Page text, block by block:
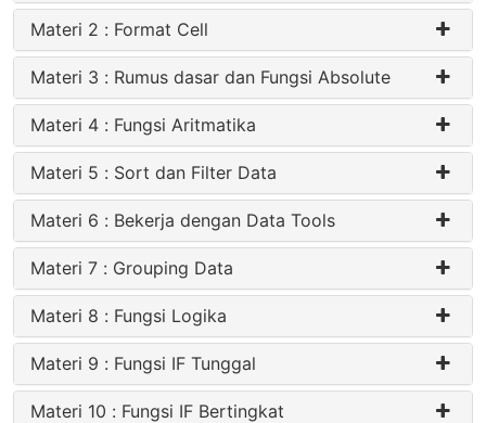
Materi 2 : Format Cell
Materi 3 : Rumus dasar dan Fungsi Absolute
Materi 4 : Fungsi Aritmatika
Materi 5 : Sort dan Filter Data
Materi 6 : Bekerja dengan Data Tools
Materi 7 : Grouping Data
Materi 8 : Fungsi Logika
Materi 9 : Fungsi IF Tunggal
Materi 10 : Fungsi IF Bertingkat